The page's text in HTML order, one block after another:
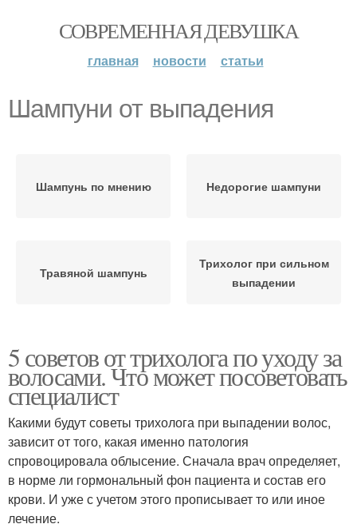
СОВРЕМЕННАЯ ДЕВУШКА
главная новости статьи
Шампуни от выпадения
Шампунь по мнению Недорогие шампуни
Травяной шампунь
Трихолог при сильном
выпадении
5 советов от трихолога по уходу за
волосами. Что может посоветовать
специалист
Какими будут советы трихолога при выпадении волос,
зависит от того, какая именно патология
спровоцировала облысение. Сначала врач определяет,
в норме ли гормональный фон пациента и состав его
крови. И уже с учетом этого прописывает то или иное
лечение.